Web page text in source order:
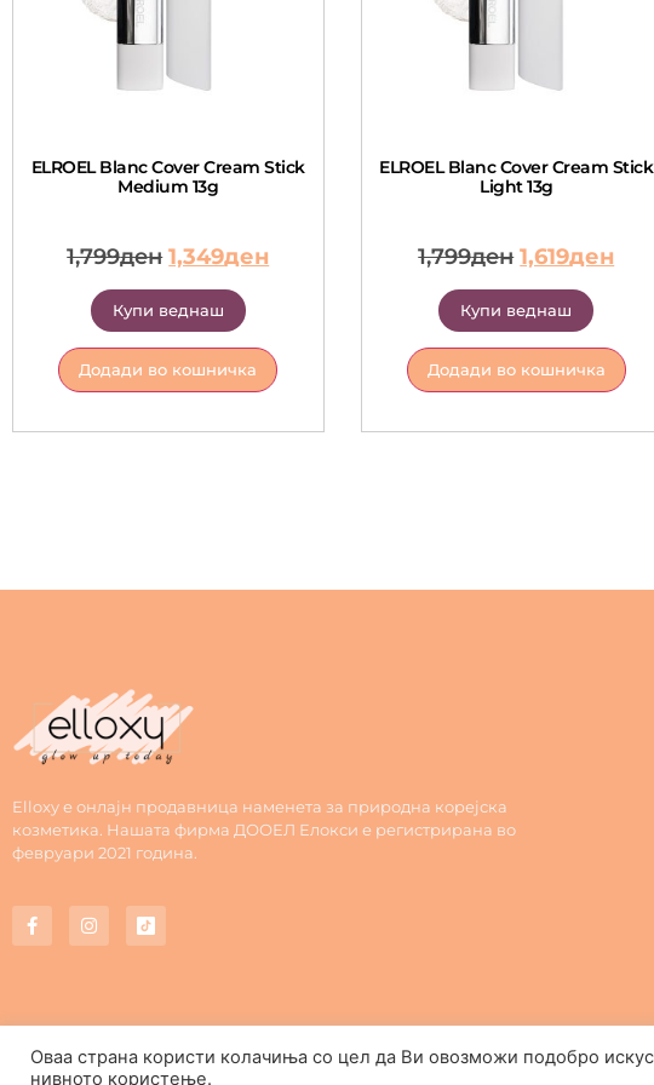
ELROEL Blanc Cover Cream Stick
Medium 13g
1,799ден 1,349ден
Купи веднаш
Додади во кошничка
ELROEL Blanc Cover Cream Stick
Light 13g
1,799ден 1,619ден
Купи веднаш
Додади во кошничка
Elloxy е онлајн продавница наменета за природна корејска
козметика. Нашата фирма ДООЕЛ Елокси е регистрирана во
февруари 2021 година.
Elloxy
Оваа страна користи колачиња со цел да Ви овозможи подобро
нивното користење.